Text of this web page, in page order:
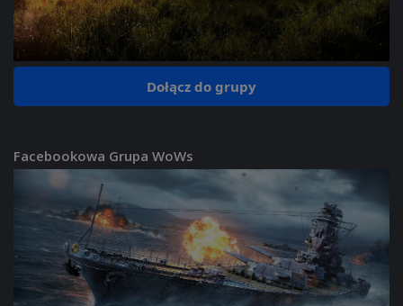
Dołącz do grupy
Facebookowa Grupa WoWs